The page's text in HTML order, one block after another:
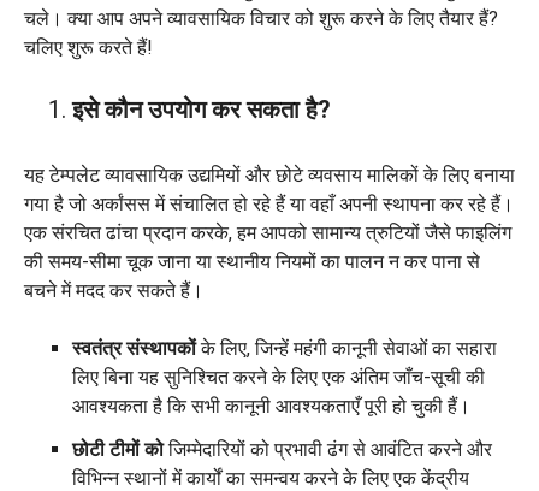
चले। क्या आप अपने व्यावसायिक विचार को शुरू करने के लिए तैयार हैं?
चलिए शुरू करते हैं!
इसे कौन उपयोग कर सकता है?
यह टेम्पलेट व्यावसायिक उद्यमियों और छोटे व्यवसाय मालिकों के लिए बनाया
गया है जो अर्कांसस में संचालित हो रहे हैं या वहाँ अपनी स्थापना कर रहे हैं।
एक संरचित ढांचा प्रदान करके, हम आपको सामान्य त्रुटियों जैसे फाइलिंग
की समय-सीमा चूक जाना या स्थानीय नियमों का पालन न कर पाना से
बचने में मदद कर सकते हैं।
स्वतंत्र संस्थापकोंके लिए, जिन्हें महंगी कानूनी सेवाओं का सहारा
लिए बिना यह सुनिश्चित करने के लिए एक अंतिम जाँच-सूची की
आवश्यकता है कि सभी कानूनी आवश्यकताएँ पूरी हो चुकी हैं।
छोटी टीमों कोजिम्मेदारियों को प्रभावी ढंग से आवंटित करने और
विभिन्न स्थानों में कार्यों का समन्वय करने के लिए एक केंद्रीय